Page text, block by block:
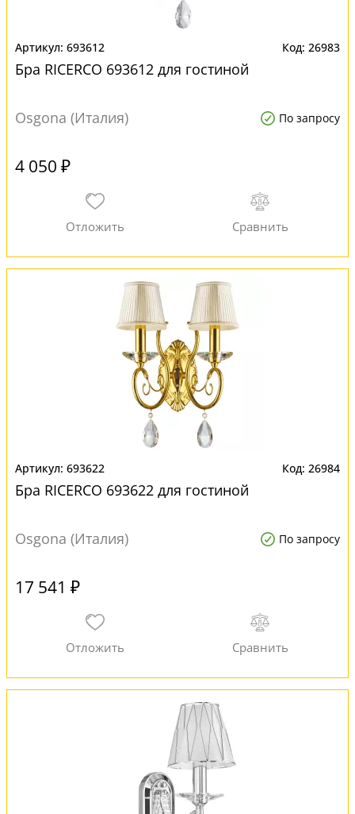
693612 26983
Бра RICERCO 693612 для гостиной
Osgona (Италия) По запросу
4 050 ₽
693622 26984
Бра RICERCO 693622 для гостиной
Osgona (Италия) По запросу
17 541 ₽